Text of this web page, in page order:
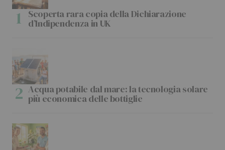
Scoperta rara copia della Dichiarazione
d’Indipendenza in UK
Acqua potabile dal mare: la tecnologia solare
più economica delle bottiglie